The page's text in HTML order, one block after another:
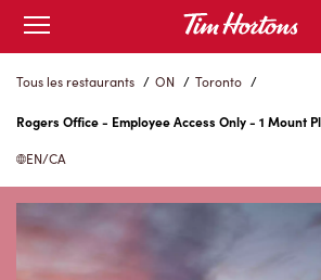
Skip
Content
Open
mobile
menu
Tous les restaurants / ON / Toronto /
Rogers Office - Employee Access Only - 1 Mount
EN/CA